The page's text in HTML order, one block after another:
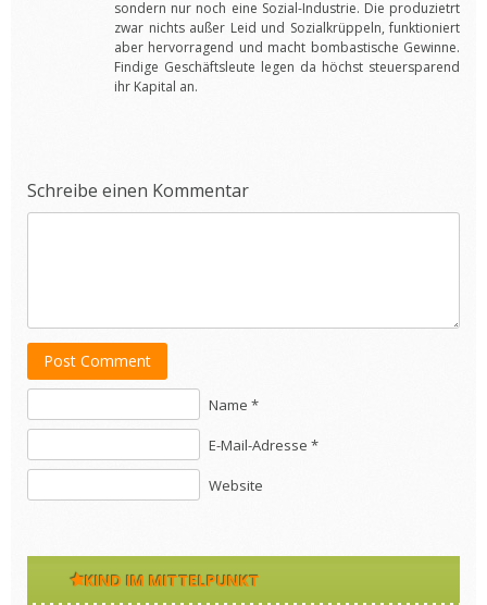
sondern nur noch eine Sozial-Industrie. Die produzietrt
zwar nichts außer Leid und Sozialkrüppeln, funktioniert
aber hervorragend und macht bombastische Gewinne.
Findige Geschäftsleute legen da höchst steuersparend
ihr Kapital an.
Schreibe einen Kommentar
Post Comment
Name *
E-Mail-Adresse *
Website
KIND IM MITTELPUNKT